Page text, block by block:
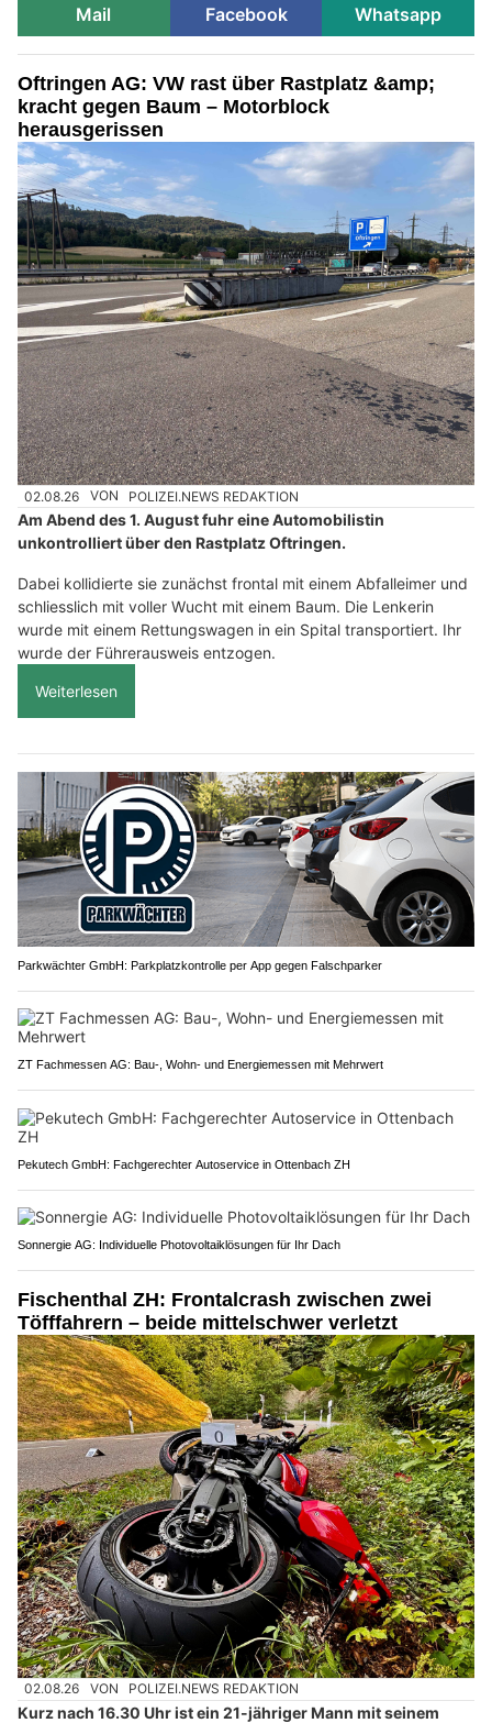
Mail
Facebook Whatsapp
Oftringen AG: VW rast über Rastplatz &amp;
kracht gegen Baum – Motorblock
herausgerissen
02.08.26 VON POLIZEI.NEWS REDAKTION
Am Abend des 1. August fuhr eine Automobilistin
unkontrolliert über den Rastplatz Oftringen.
Dabei kollidierte sie zunächst frontal mit einem Abfalleimer und
schliesslich mit voller Wucht mit einem Baum. Die Lenkerin
wurde mit einem Rettungswagen in ein Spital transportiert. Ihr
wurde der Führerausweis entzogen.
Weiterlesen
Parkwächter GmbH: Parkplatzkontrolle per App gegen Falschparker
ZT Fachmessen AG: Bau-, Wohn- und Energiemessen mit Mehrwert
Pekutech GmbH: Fachgerechter Autoservice in Ottenbach ZH
Sonnergie AG: Individuelle Photovoltaiklösungen für Ihr Dach
Fischenthal ZH: Frontalcrash zwischen zwei
Töfffahrern – beide mittelschwer verletzt
02.08.26 VON POLIZEI.NEWS REDAKTION
Kurz nach 16.30 Uhr ist ein 21-jähriger Mann mit seinem